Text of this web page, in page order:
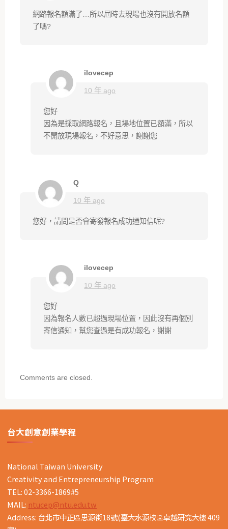
網路報名額滿了…所以屆時去現場也沒有開放名額
了嗎?
ilovecep
10 年 ago
您好
因為是採取網路報名，且場地位置已額滿，所以
不開放現場報名，不好意思，謝謝您
Q
10 年 ago
您好，請問是否會寄發報名成功通知信呢?
ilovecep
10 年 ago
您好
因為報名人數已超過現場位置，因此沒有再個別
寄信通知，幫您查過是有成功報名，謝謝
Comments are closed.
台大創意創業學程
National Taiwan University
Creativity and Entrepreneurship Program
TEL: 02-3366-1869#5
MAIL: ntucep@ntu.edu.tw
Address: 台北市中正區思源街18號(臺大水源校區卓越研究大樓 409